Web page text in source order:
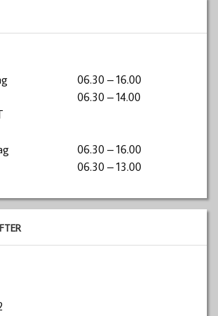
06.30 – 16.00
06.30 – 14.00
06.30 – 16.00
06.30 – 13.00